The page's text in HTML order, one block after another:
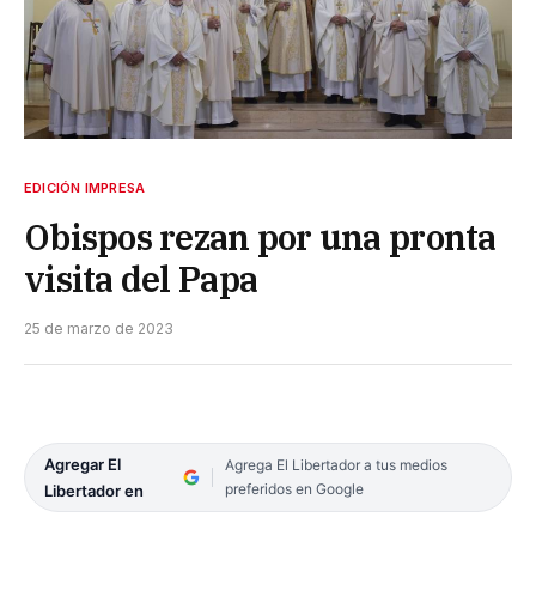
EDICIÓN IMPRESA
Obispos rezan por una pronta
visita del Papa
25 de marzo de 2023
Agregar El
Libertador en
Agrega El Libertador a tus medios
preferidos en Google